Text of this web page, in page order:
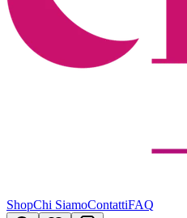
ShopChi SiamoContattiFAQ